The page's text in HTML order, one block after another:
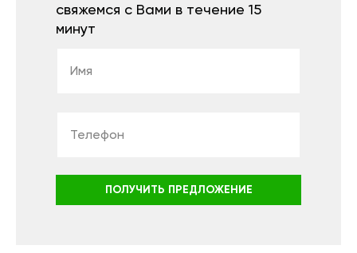
свяжемся с Вами в течение 15
минут
ПОЛУЧИТЬ ПРЕДЛОЖЕНИЕ